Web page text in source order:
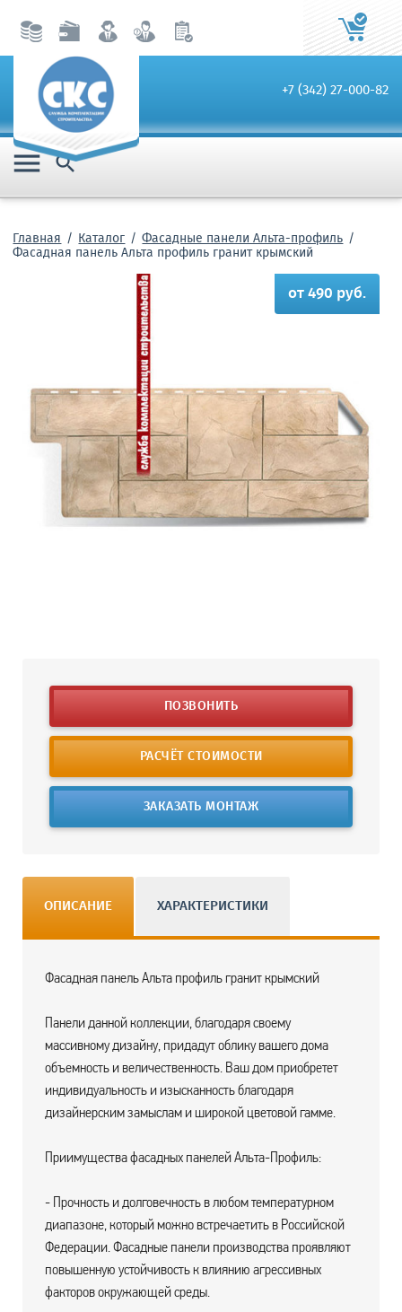
+7 (342) 27-000-82
 
Главная Каталог Фасадные панели Альта-профиль
Фасадная панель Альта профиль гранит крымский
от 490 руб.
ПОЗВОНИТЬ
РАСЧЁТ СТОИМОСТИ
ЗАКАЗАТЬ МОНТАЖ
ОПИСАНИЕ ХАРАКТЕРИСТИКИ
Фасадная панель Альта профиль гранит крымский
Панели данной коллекции, благодаря своему
массивному дизайну, придадут облику вашего дома
объемность и величественность. Ваш дом приобретет
индивидуальность и изысканность благодаря
дизайнерским замыслам и широкой цветовой гамме.
Приимущества фасадных панелей Альта-Профиль:
- Прочность и долговечность в любом температурном
диапазоне, который можно встречаетить в Российской
Федерации. Фасадные панели производства проявляют
повышенную устойчивость к влиянию агрессивных
факторов окружающей среды.